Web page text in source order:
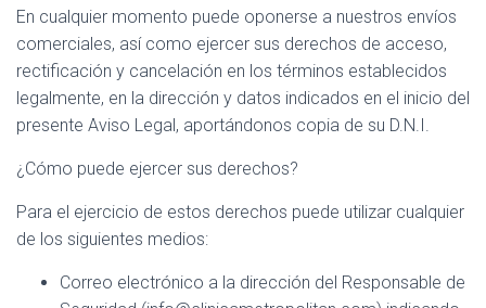
En cualquier momento puede oponerse a nuestros envíos
comerciales, así como ejercer sus derechos de acceso,
rectificación y cancelación en los términos establecidos
legalmente, en la dirección y datos indicados en el inicio del
presente Aviso Legal, aportándonos copia de su D.N.I.
¿Cómo puede ejercer sus derechos?
Para el ejercicio de estos derechos puede utilizar cualquier
de los siguientes medios:
Correo electrónico a la dirección del Responsable de